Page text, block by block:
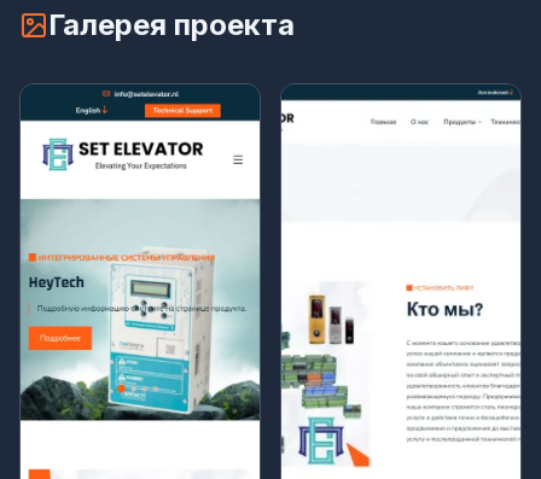
Галерея проекта